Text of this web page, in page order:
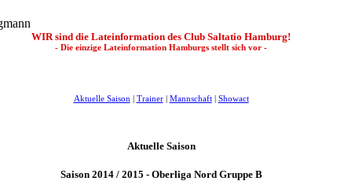
WIR sind die Lateinformation des Club Saltatio Hamburg!
- Die einzige Lateinformation Hamburgs stellt sich vor -
Aktuelle Saison Trainer| Mannschaft| Showact
Aktuelle Saison
Saison 2014 / 2015 - Oberliga Nord Gruppe B